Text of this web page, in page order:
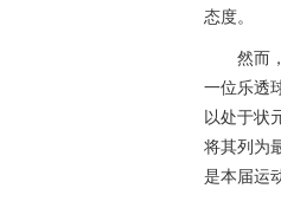
态度。
然而
一位乐透
以处于状
将其列为
是本届运